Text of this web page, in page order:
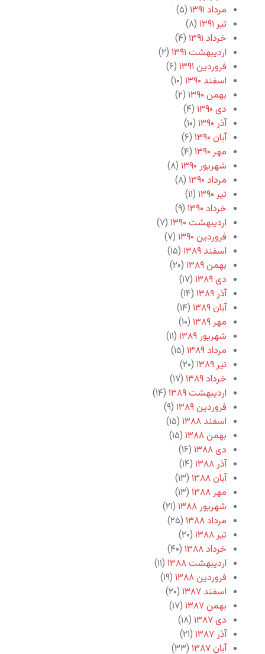
مرداد ۱۳۹۱
(۵)
تیر ۱۳۹۱
(۸)
خرداد ۱۳۹۱
(۴)
اردیبهشت ۱۳۹۱
(۲)
فروردین ۱۳۹۱
(۶)
اسفند ۱۳۹۰
(۱۰)
بهمن ۱۳۹۰
(۲)
دی ۱۳۹۰
(۴)
آذر ۱۳۹۰
(۱۰)
آبان ۱۳۹۰
(۶)
مهر ۱۳۹۰
(۴)
شهریور ۱۳۹۰
(۸)
مرداد ۱۳۹۰
(۸)
تیر ۱۳۹۰
(۱۱)
خرداد ۱۳۹۰
(۹)
اردیبهشت ۱۳۹۰
(۷)
فروردین ۱۳۹۰
(۷)
اسفند ۱۳۸۹
(۱۵)
بهمن ۱۳۸۹
(۲۰)
دی ۱۳۸۹
(۱۷)
آذر ۱۳۸۹
(۱۴)
آبان ۱۳۸۹
(۱۴)
مهر ۱۳۸۹
(۱۰)
شهریور ۱۳۸۹
(۱۱)
مرداد ۱۳۸۹
(۱۵)
تیر ۱۳۸۹
(۲۰)
خرداد ۱۳۸۹
(۱۷)
اردیبهشت ۱۳۸۹
(۱۴)
فروردین ۱۳۸۹
(۹)
اسفند ۱۳۸۸
(۱۵)
بهمن ۱۳۸۸
(۱۵)
دی ۱۳۸۸
(۱۶)
آذر ۱۳۸۸
(۱۴)
آبان ۱۳۸۸
(۱۳)
مهر ۱۳۸۸
(۱۳)
شهریور ۱۳۸۸
(۲۱)
مرداد ۱۳۸۸
(۲۵)
تیر ۱۳۸۸
(۲۰)
خرداد ۱۳۸۸
(۴۰)
اردیبهشت ۱۳۸۸
(۱۱)
فروردین ۱۳۸۸
(۱۹)
اسفند ۱۳۸۷
(۲۰)
بهمن ۱۳۸۷
(۱۷)
دی ۱۳۸۷
(۱۸)
آذر ۱۳۸۷
(۲۱)
آبان ۱۳۸۷
(۳۳)